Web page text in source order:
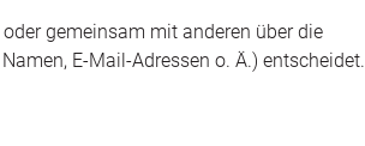
gemeinsam mit anderen über die
E-Mail-Adressen o. Ä.) entscheidet.